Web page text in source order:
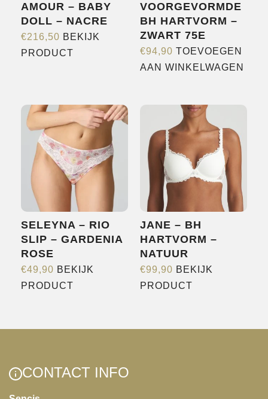
AMOUR – BABY
DOLL – NACRE
€216,50 BEKIJK
PRODUCT
variaties.
Deze
optie
kan
gekozen
worden
op
de
productpagina
VOORGEVORMDE
BH HARTVORM –
ZWART 75E
€94,90 TOEVOEGEN
AAN WINKELWAGEN
SELEYNA – RIO
SLIP – GARDENIA
ROSE
€49,90 BEKIJK
PRODUCT
meerdere
Deze
optie
JANE – BH
HARTVORM –
NATUUR
€99,90 BEKIJK
PRODUCT
meerdere
CONTACT INFO